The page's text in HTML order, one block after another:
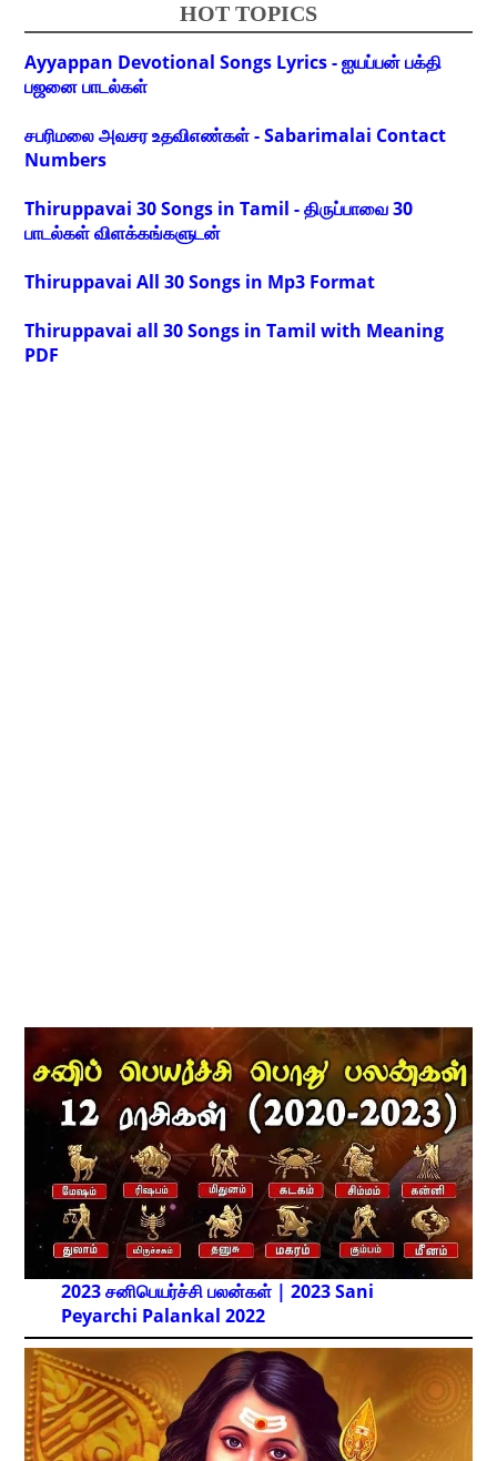
HOT TOPICS
Ayyappan Devotional Songs Lyrics - ஐயப்பன் பக்தி
பஜனை பாடல்கள்
சபரிமலை அவசர உதவிஎண்கள் - Sabarimalai Contact
Numbers
Thiruppavai 30 Songs in Tamil - திருப்பாவை 30
பாடல்கள் விளக்கங்களுடன்
Thiruppavai All 30 Songs in Mp3 Format
Thiruppavai all 30 Songs in Tamil with Meaning
PDF
2023 சனிபெயர்ச்சி பலன்கள் | 2023 Sani
Peyarchi Palankal 2022